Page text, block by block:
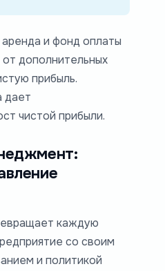
и фонд оплаты
дополнительных
прибыль.
дает
чистой прибыли.
каждую
со своим
и политикой